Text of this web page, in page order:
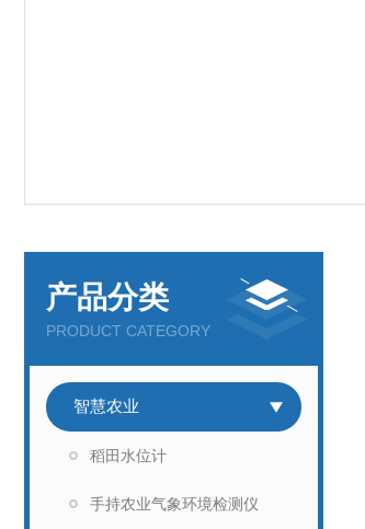
产品分类
PRODUCT CATEGORY
智慧农业
稻田水位计
手持农业气象环境检测仪